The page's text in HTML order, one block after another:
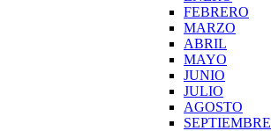
FEBRERO
MARZO
ABRIL
MAYO
JUNIO
JULIO
AGOSTO
SEPTIEMBRE